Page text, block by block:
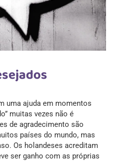
uma ajuda em momentos
muitas vezes não é
de agradecimento são
países do mundo, mas
Os holandeses acreditam
ser ganho com as próprias